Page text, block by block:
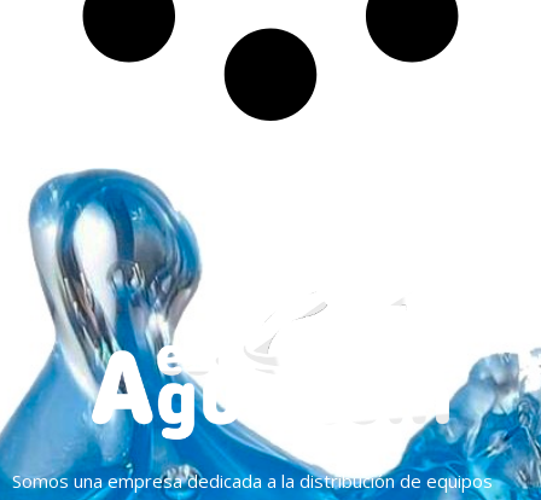
Somos una empresa dedicada a la distribución de equipos